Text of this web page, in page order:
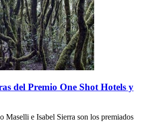
del Premio One Shot Hotels y
Maselli e Isabel Sierra son los premiados